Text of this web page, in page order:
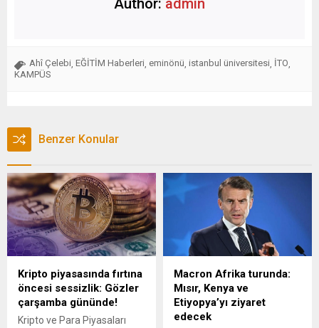
Ahî Çelebi EĞİTİM Haberleri eminönü istanbul üniversitesi İTO
KAMPÜS
Benzer Konular
Kripto piyasasında fırtına
öncesi sessizlik: Gözler
çarşamba gününde!
Kripto ve Para Piyasaları
Macron Afrika turunda:
Mısır, Kenya ve
Etiyopya’yı ziyaret
edecek